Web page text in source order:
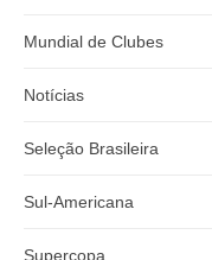
Mundial de Clubes
Notícias
Seleção Brasileira
Sul-Americana
Supercopa